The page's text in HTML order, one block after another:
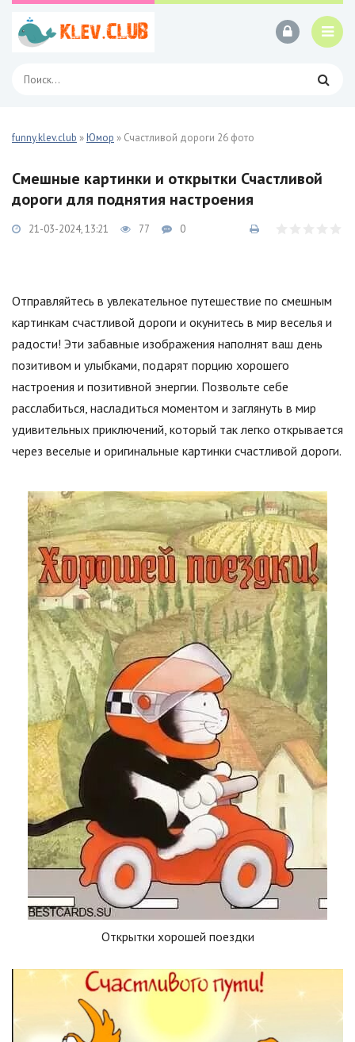
funny.klev.club »Юмор » Счастливой дороги 26 фото
Смешные картинки и открытки Счастливой
дороги для поднятия настроения
21-03-2024, 13:21 77 0
Отправляйтесь в увлекательное путешествие по смешным
картинкам счастливой дороги и окунитесь в мир веселья и
радости! Эти забавные изображения наполнят ваш день
позитивом и улыбками, подарят порцию хорошего
настроения и позитивной энергии. Позвольте себе
расслабиться, насладиться моментом и заглянуть в мир
удивительных приключений, который так легко открывается
через веселые и оригинальные картинки счастливой дороги.
Открытки хорошей поездки